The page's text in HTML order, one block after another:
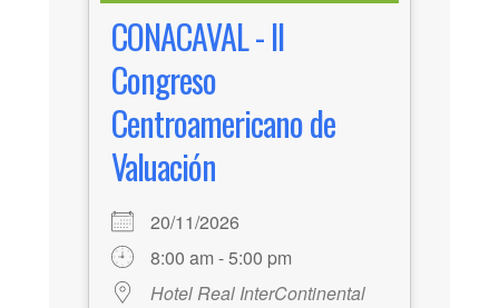
CONACAVAL - II
Congreso
Centroamericano de
Valuación
20/11/2026
8:00 am - 5:00 pm
Hotel Real InterContinental